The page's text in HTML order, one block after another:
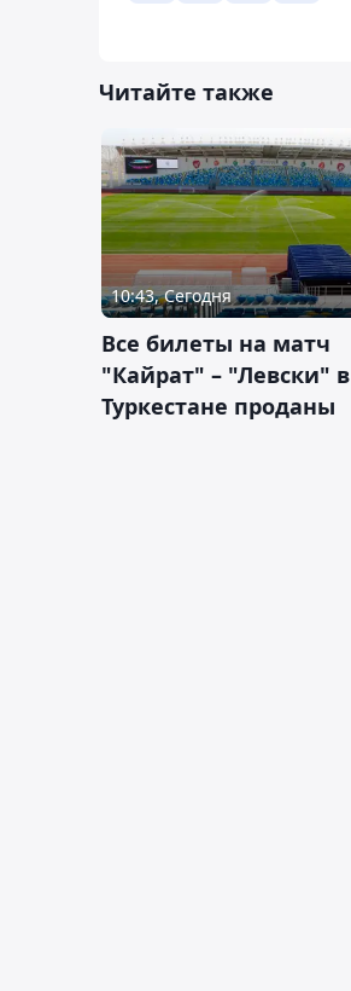
Читайте также
10:43, Сегодня
Все билеты на матч
"Кайрат" – "Левски" в
Туркестане проданы